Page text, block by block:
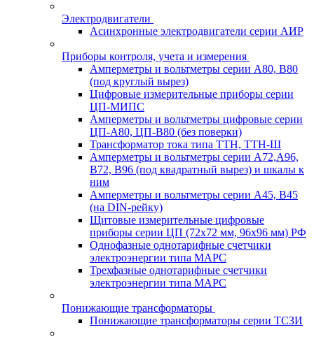
Электродвигатели
Асинхронные электродвигатели серии АИР
Приборы контроля, учета и измерения
Амперметры и вольтметры серии А80, В80
(под круглый вырез)
Цифровые измерительные приборы серии
ЦП-МИПС
Амперметры и вольтметры цифровые серии
ЦП-А80, ЦП-В80 (без поверки)
Трансформатор тока типа ТТН, ТТН-Ш
Амперметры и вольтметры серии А72,А96,
В72, В96 (под квадратный вырез) и шкалы к
ним
Амперметры и вольтметры серии А45, В45
(на DIN-рейку)
Щитовые измерительные цифровые
приборы серии ЦП (72х72 мм, 96х96 мм) РФ
Однофазные однотарифные счетчики
электроэнергии типа МАРС
Трехфазные однотарифные счетчики
электроэнергии типа МАРС
Понижающие трансформаторы
Понижающие трансформаторы серии ТСЗИ